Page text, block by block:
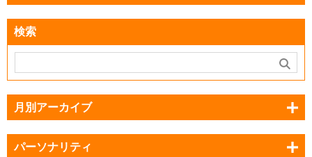
検索
月別アーカイブ
パーソナリティ